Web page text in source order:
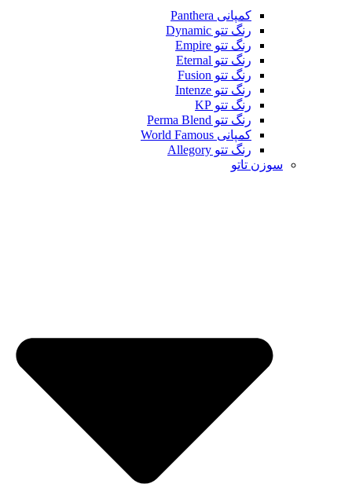
کمپانی Panthera
رنگ تتو Dynamic
رنگ تتو Empire
رنگ تتو Eternal
رنگ تتو Fusion
رنگ تتو Intenze
رنگ تتو KP
رنگ تتو Perma Blend
کمپانی World Famous
رنگ تتو Allegory
سوزن تاتو